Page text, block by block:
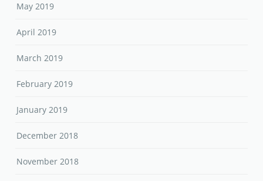
May 2019
April 2019
March 2019
February 2019
January 2019
December 2018
November 2018